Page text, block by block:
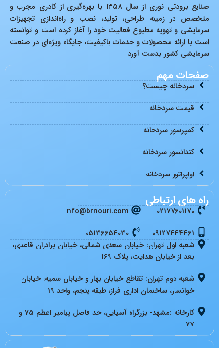
صنایع برودتی نوری از سال ۱۳۵۸ با بهره‌گیری از کادری مجرب و
متخصص در زمینه طراحی، تولید، نصب و راه‌اندازی تجهیزات
سرمایشی و تهویه مطبوع فعالیت خود را آغاز کرده است و توانسته
است با ارائه محصولات و خدمات باکیفیت، جایگاه ویژه‌ای در صنعت
سرمایشی کشور بدست آورد
صفحات مهم
سردخانه چیست؟
قیمت سردخانه
کمپرسور سردخانه
کندانسور سردخانه
اواپراتور سردخانه
راه های ارتباطی
02177601170
09127444461
info@brnouri.com
05136654030
شعبه اول تهران: خیابان سعدی شمالی، خیابان برادران قاعدی،
بعد از خیابان هدایت، پلاک 169
شعبه دوم تهران: تقاطع خیابان بهار و خیابان سمیه، خیابان
خوانسار، ساختمان اداری فراز، طبقه پنجم، واحد 19
کارخانه :مشهد- بزرگراه آسیایی، حد فاصل پیامبر اعظم 75 و
77